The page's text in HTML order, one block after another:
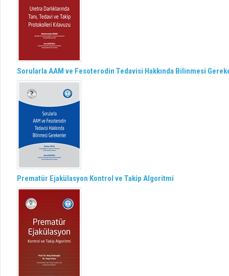
Sorularla AAM ve Fesoterodin Tedavisi Hakkında Bilinmesi
Prematür Ejakülasyon Kontrol ve Takip Algoritmi